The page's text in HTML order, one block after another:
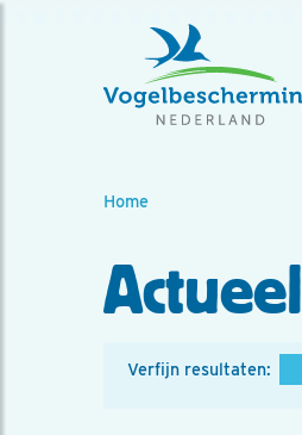
Home
Actueel
Verfijn resultaten: